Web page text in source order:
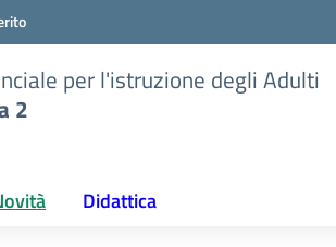
per l'istruzione degli Adulti
2
Didattica